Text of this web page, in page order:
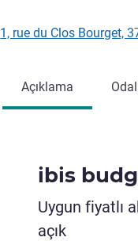
1, rue du Clos Bourget,
Açıklama
ibis
Uygun fiyatlı
açık